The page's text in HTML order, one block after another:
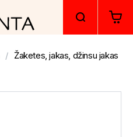
Žaketes, jakas, džinsu jakas